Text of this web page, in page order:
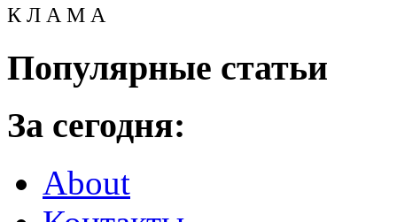
К Л А М А
Популярные статьи
За сегодня:
About